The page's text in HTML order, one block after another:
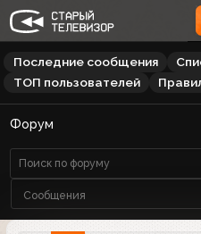
Последние сообщения
ТОП пользователей
Форум